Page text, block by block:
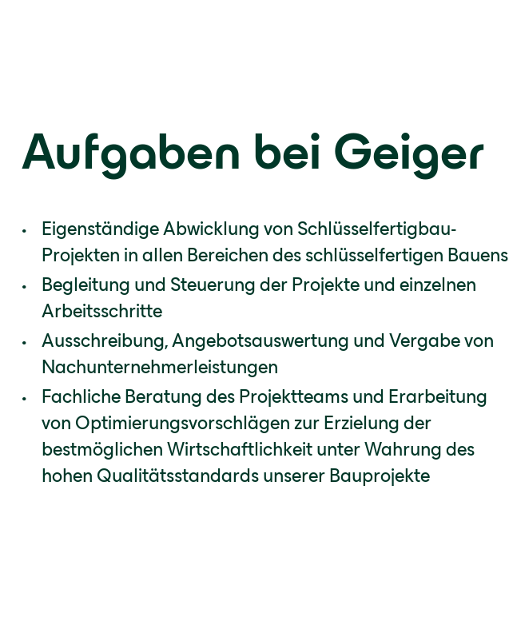
Aufgaben bei Geiger
Eigenständige Abwicklung von Schlüsselfertigbau-
Projekten in allen Bereichen des schlüsselfertigen Bauens
Begleitung und Steuerung der Projekte und einzelnen
Arbeitsschritte
Ausschreibung, Angebotsauswertung und Vergabe von
Nachunternehmerleistungen
Fachliche Beratung des Projektteams und Erarbeitung
von Optimierungsvorschlägen zur Erzielung der
bestmöglichen Wirtschaftlichkeit unter Wahrung des
hohen Qualitätsstandards unserer Bauprojekte